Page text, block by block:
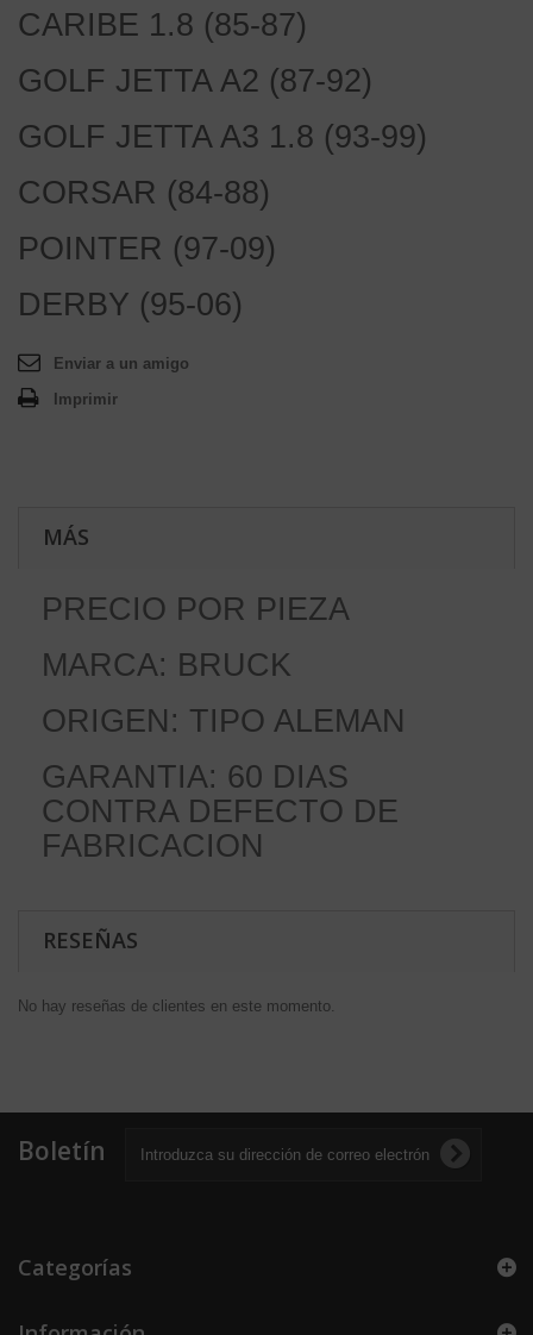
CARIBE 1.8 (85-87)
GOLF JETTA A2 (87-92)
GOLF JETTA A3 1.8 (93-99)
CORSAR (84-88)
POINTER (97-09)
DERBY (95-06)
Enviar a un amigo
Imprimir
MÁS
PRECIO POR PIEZA
MARCA: BRUCK
ORIGEN: TIPO ALEMAN
GARANTIA: 60 DIAS
CONTRA DEFECTO DE
FABRICACION
RESEÑAS
No hay reseñas de clientes en este momento.
Boletín
Categorías